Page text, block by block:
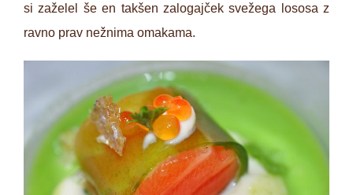
si zaželel še en takšen zalogajček svežega lososa z
ravno prav nežnima omakama.